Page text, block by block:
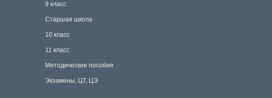
9 класс
Старшая школа
10 класс
11 класс
Методические пособия
Экзамены, ЦТ, ЦЭ